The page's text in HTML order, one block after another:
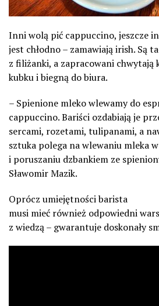
Inni wolą pić cappuccino, jeszcze
jest chłodno – zamawiają irish. Są
z filiżanki, a zapracowani chwytają
kubku i biegną do biura.
– Spienione mleko wlewamy do
cappuccino. Bariści ozdabiają je
sercami, rozetami, tulipanami, a
sztuka polega na wlewaniu mleka
i poruszaniu dzbankiem ze
Sławomir Mazik.
Oprócz umiejętności barista
musi mieć również odpowiedni
z wiedzą – gwarantuje doskonały